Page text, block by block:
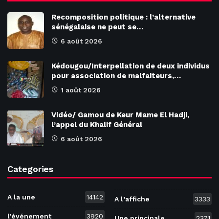
Recomposition politique : l’alternative
sénégalaise ne peut se…
6 août 2026
Kédougou/Interpellation de deux individus
pour association de malfaiteurs,…
1 août 2026
Vidéo/ Gamou de Keur Mame El Hadji,
l’appel du Khalif Général
6 août 2026
Categories
A la une 14142
l'événement 3920
A l’affiche 3333